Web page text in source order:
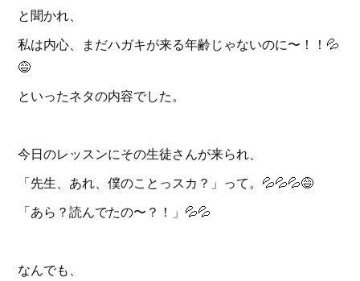
と聞かれ、
私は内心、まだハガキが来る年齢じゃないのに〜！！💦
😅
といったネタの内容でした。
今日のレッスンにその生徒さんが来られ、
「先生、あれ、僕のことっスカ？」って。💦💦💦😅
「あら？読んでたの〜？！」💦💦
なんでも、